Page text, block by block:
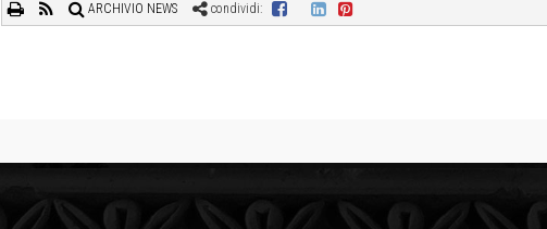
ARCHIVIO NEWS condividi: